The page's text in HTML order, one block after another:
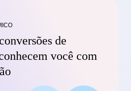
de
você com